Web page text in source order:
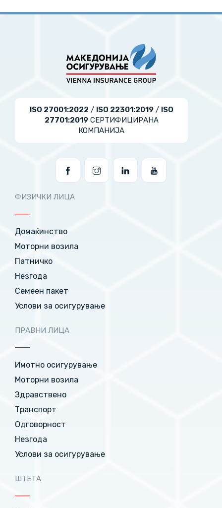
ISO 27001:2022 / ISO 22301:2019/ ISO
27701:2019СЕРТИФИЦИРАНА
КОМПАНИЈА
ФИЗИЧКИ ЛИЦА
Домаќинство
Моторни возила
Патничко
Незгода
Семеен пакет
Услови за осигурување
ПРАВНИ ЛИЦА
Имотно осигурување
Моторни возила
Здравствено
Транспорт
Одговорност
Незгода
Услови за осигурување
ШТЕТА